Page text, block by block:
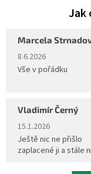
Marcela
Hodnocení obchodu
8.6.2026
Vše v pořádku
Vladimír Černý
Hodnocení obchodu
15.1.2026
Ještě nic ne přišlo
zaplacené ji a stále